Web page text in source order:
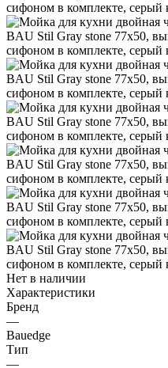
Нет в наличии
Характеристики
Бренд
—
Bauedge
Тип
—